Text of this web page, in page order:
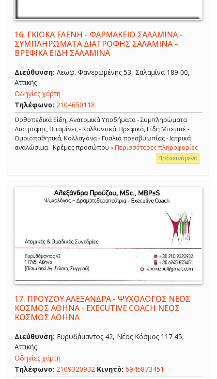
16. ΓΚΙΟΚΑ ΕΛΕΝΗ - ΦΑΡΜΑΚΕΙΟ ΣΑΛΑΜΙΝΑ -
ΣΥΜΠΛΗΡΩΜΑΤΑ ΔΙΑΤΡΟΦΗΣ ΣΑΛΑΜΙΝΑ -
ΒΡΕΦΙΚΑ ΕΙΔΗ ΣΑΛΑΜΙΝΑ
Διεύθυνση: Λεωφ. Φανερωμένης 53, Σαλαμίνα 189 00,
Αττικής
Οδηγίες χάρτη
Τηλέφωνο: 2104650118
Ορθοπεδικά Είδη, Ανατομικά Υποδήματα - Συμπληρώματα
Διατροφής, Βιταμίνες - Καλλυντικά, Βρεφικά, Είδη Μπεμπέ -
Ομοιοπαθητικά, Κολλαγόνα - Γυαλιά πρεσβυωπίας - Ιατρικά
αναλώσιμα - Κρέμες προσώπου » Περισσότερες πληροφορίες
Προτεινόμενα
17. ΠΡΟΥΖΟΥ ΑΛΕΞΑΝΔΡΑ - ΨΥΧΟΛΟΓΟΣ ΝΕΟΣ
ΚΟΣΜΟΣ ΑΘΗΝΑ - EXECUTIVE COACH ΝΕΟΣ
ΚΟΣΜΟΣ ΑΘΗΝΑ
Διεύθυνση: Ευρυδάμαντος 42, Νέος Κόσμος 117 45,
Αττικής
Οδηγίες χάρτη
Τηλέφωνο: 2109320932 Κινητό: 6945873451